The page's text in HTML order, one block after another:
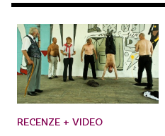
RECENZE + VIDEO